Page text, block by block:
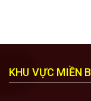
KHU VỰC MIỀN